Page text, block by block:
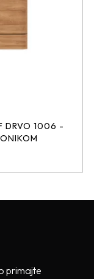
DRVO 1006 -
primajte